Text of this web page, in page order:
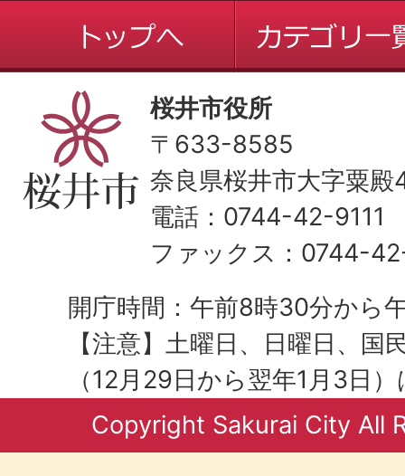
桜井市役所
〒633-8585
奈良県桜井市大字粟
電話：0744-42-9111
ファックス：0744-
開庁時間：午前8時30分から
【注意】土曜日、日曜日、国
（12月29日から翌年1月3日
Copyright Sakurai City All